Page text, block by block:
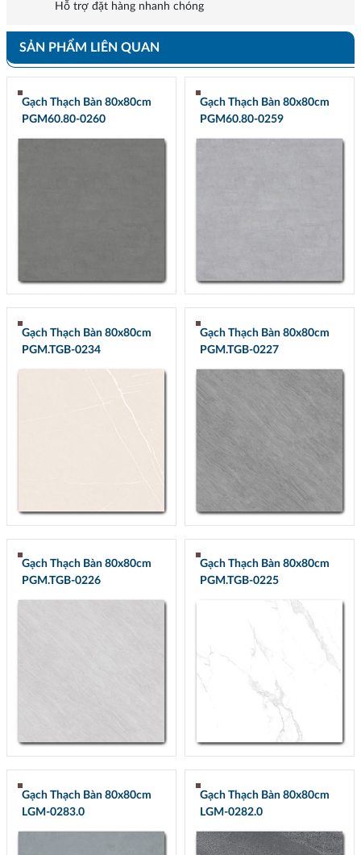
Hỗ trợ đặt hàng nhanh chóng
SẢN PHẨM LIÊN QUAN
Gạch Thạch Bàn 80x80cm
PGM60.80-0260
Gạch Thạch Bàn 80x80cm
PGM60.80-0259
Gạch Thạch Bàn 80x80cm
PGM.TGB-0234
Gạch Thạch Bàn 80x80cm
PGM.TGB-0227
Gạch Thạch Bàn 80x80cm
PGM.TGB-0226
Gạch Thạch Bàn 80x80cm
PGM.TGB-0225
Gạch Thạch Bàn 80x80cm
LGM-0283.0
Gạch Thạch Bàn 80x80cm
LGM-0282.0